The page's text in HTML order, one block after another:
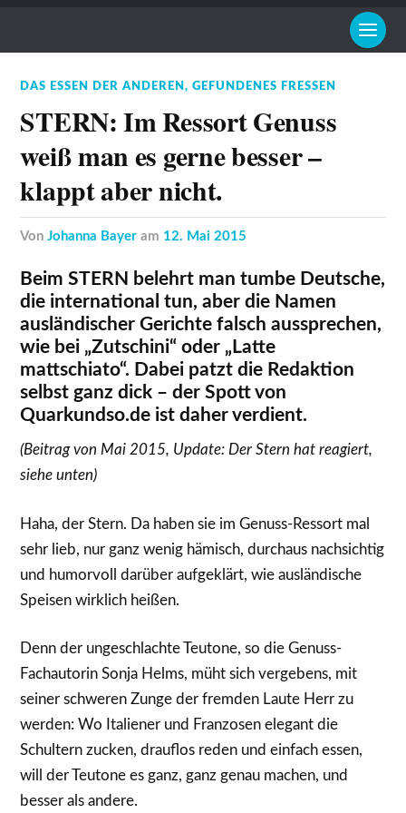
DAS ESSEN DER ANDEREN,GEFUNDENES FRESSEN
STERN: Im Ressort Genuss
weiß man es gerne besser –
klappt aber nicht.
vonJohanna Bayer am 12. Mai 2015
Beim STERN belehrt man tumbe Deutsche,
die international tun, aber die Namen
ausländischer Gerichte falsch aussprechen,
wie bei „Zutschini“ oder „Latte
mattschiato“. Dabei patzt die Redaktion
selbst ganz dick – der Spott von
Quarkundso.de ist daher verdient.
(Beitrag von Mai 2015, Update: Der Stern hat reagiert,
siehe unten)
Haha, der Stern. Da haben sie im Genuss-Ressort mal
sehr lieb, nur ganz wenig hämisch, durchaus nachsichtig
und humorvoll darüber aufgeklärt, wie ausländische
Speisen wirklich heißen.
Denn der ungeschlachte Teutone, so die Genuss-
Fachautorin Sonja Helms, müht sich vergebens, mit
seiner schweren Zunge der fremden Laute Herr zu
werden: Wo Italiener und Franzosen elegant die
Schultern zucken, drauflos reden und einfach essen,
will der Teutone es ganz, ganz genau machen, und
besser als andere.